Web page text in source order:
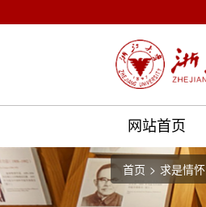
网站首页
首页 求是情怀